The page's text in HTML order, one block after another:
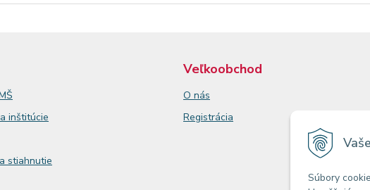
Súbory
inštitúcie
stiahnutie
Veľkoobchod
O nás
Registrácia